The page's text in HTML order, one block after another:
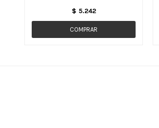
$ 5.242